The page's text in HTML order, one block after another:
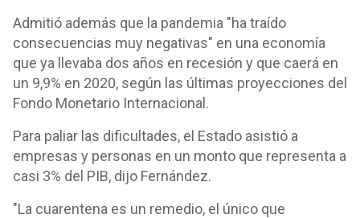
Admitió además que la pandemia "ha traído
consecuencias muy negativas" en una economía
que ya llevaba dos años en recesión y que caerá en
un 9,9% en 2020, según las últimas proyecciones del
Fondo Monetario Internacional.
Para paliar las dificultades, el Estado asistió a
empresas y personas en un monto que representa a
casi 3% del PIB, dijo Fernández.
"La cuarentena es un remedio, el único que